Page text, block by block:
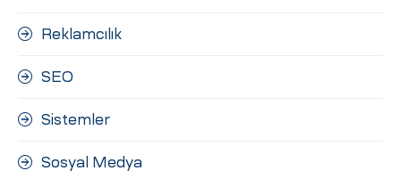
Reklamcılık
SEO
Sistemler
Sosyal Medya